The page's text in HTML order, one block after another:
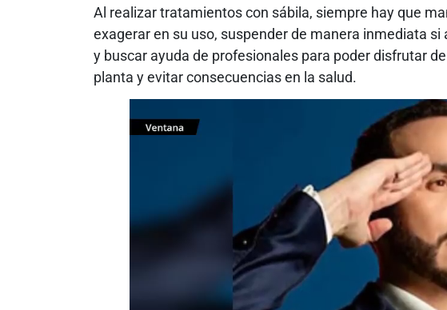
Al realizar tratamientos con sábila, siempre hay que
exagerar en su uso, suspender de manera inmediata
y buscar ayuda de profesionales para poder disfrutar
planta y evitar consecuencias en la salud.